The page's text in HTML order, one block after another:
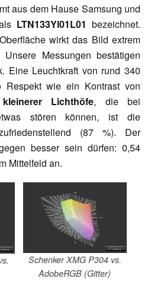
aus dem Hause Samsung und
LTN133Yl01L01 bezeichnet.
wirkt das Bild extrem
Messungen bestätigen
Eine Leuchtkraft von rund 340
Respekt wie ein Kontrast von
kleinerer Lichthöfe, die bei
stören können, ist die
(87 %). Der
besser sein dürfen: 0,54
Mittelfeld an.
Schenker XMG P304 vs.
AdobeRGB (Gitter)